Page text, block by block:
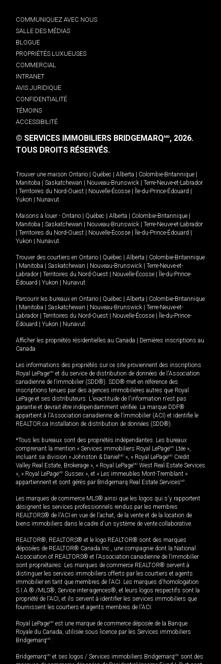
COMMUNIQUEZ AVEC NOUS
SALLE DES MÉDIAS
BLOGUE
PROPRIÉTÉS LUXUEUSES
COMMERCIAL
INTRANET
AVIS JURIDIQUE
CONFIDENTIALITÉ
TÉMOINS
ACCESSIBILITÉ
© SERVICES IMMOBILIERS BRIDGEMARQMD, 2026.
TOUS DROITS RÉSERVÉS.
Trouver une maison Ontario Québec Alberta Colombie-Britannique
Manitoba
Saskatchewan Nouveau-Brunswick
Terre-Neuve-et-Labrador
Territoires du Nord-Ouest Nouvelle-Écosse Île-du-Prince-Édouard
Yukon
Nunavut.
Maisons à louer - Ontario Québec Alberta Colombie-Britannique
Manitoba
Saskatchewan Nouveau-Brunswick
Terre-Neuve-et-Labrador
Territoires du Nord-Ouest Nouvelle-Écosse Île-du-Prince-Édouard
Yukon
Nunavut.
Trouver des courtiers en Ontario Québec Alberta
Colombie-Britannique
Manitoba Saskatchewan Nouveau-Brunswick
Terre-Neuve-et-
Labrador
Territoires du Nord-Ouest Nouvelle-Écosse
Île-du-Prince-
Édouard
Yukon Nunavut
Parcourir les bureaux en Ontario Québec Alberta
Colombie-Britannique
Manitoba Saskatchewan Nouveau-Brunswick
Terre-Neuve-et-
Labrador
Territoires du Nord-Ouest Nouvelle-Écosse
Île-du-Prince-
Édouard
Yukon Nunavut
Afficher les propriétés résidentielles au Canada
Dernières inscriptions au
Canada
Les informations des propriétés sur ce site proviennent des inscriptions
Royal LePageMD et du service de distribution de données de l'Association
canadienne de l’immobilier (SDD®). SDD® met en référence des
inscriptions tenues par des agences immobilières autres que Royal
LePage et ses distributeurs. L'exactitude de l'information n'est pas
garantie et devrait être indépendamment vérifiée. La marque DDF®
appartient à l'Association canadienne de l’immobilier (ACI) et identifie le
REALTOR.ca Installation de distribution de données (SDD®).
*Tous les bureaux sont des propriétés indépendantes. Les bureaux
comprenant la mention « Services immobiliers Royal LePageMD Ltée »,
incluant sa division « Johnston & Daniel MD », « Royal LePageMD Credit
Valley Real Estate, Brokerage », « Royal LePageMD West Real Estate Services
», « Royal LePageMD Sussex », et « Les immeubles Mont-Tremblant »
appartiennent et sont gérés par Bridgemarq Real Estate ServicesMD.
Les marques de commerce MLS® ainsi que les logos qui s'y rapportent
désignent les services professionnels rendus par les membres
REALTORS® de l'ACI en vue de l'achat, de la vente et de la location de
biens immobiliers dans le cadre d'un système de vente collaborative.
REALTOR®, REALTORS® et le logo REALTOR® sont des marques
déposées de REALTOR® Canada Inc., une compagnie dont la National
Association of REALTORS® et l'Association canadienne de l’immobilier
sont propriétaires. Les marques de commerce REALTOR® servent à
distinguer les services immobiliers offerts par les courtiers et agents
immobilier en tant que membres de l'ACI. Les marques d'homologation
S.I.A.® /MLS®, Service inter-agences®, et leurs logos respectifs sont la
propriété de l'ACI, et ils servent à identifier les services immobiliers que
fournissent les courtiers et agents membres de l'ACI.
Royal LePageMD est une marque de commerce déposée de la Banque
Royale du Canada, utilisée sous licence par les Services immobiliers
BridgemarqMD.
BridgemarqMD et ses logos / Services immobiliers BridgemarqMD sont des